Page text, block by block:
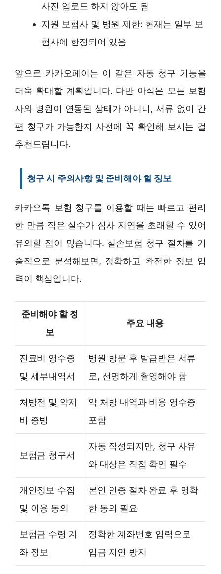
사진 업로드 하지 않아도 됨
지원 보험사 및 병원 제한: 현재는 일부 보
험사에 한정되어 있음
앞으로 카카오페이는 이 같은 자동 청구 기능을
더욱 확대할 계획입니다. 다만 아직은 모든 보험
사와 병원이 연동된 상태가 아니니, 서류 없이 간
편 청구가 가능한지 사전에 꼭 확인해 보시는 걸
추천드립니다.
청구 시 주의사항 및 준비해야 할 정보
카카오톡 보험 청구를 이용할 때는 빠르고 편리
한 만큼 작은 실수가 심사 지연을 초래할 수 있어
유의할 점이 많습니다. 실손보험 청구 절차를 기
술적으로 분석해보면, 정확하고 완전한 정보 입
력이 핵심입니다.
준비해야 할 정
보
주요 내용
진료비 영수증
및 세부내역서
병원 방문 후 발급받은 서류
로, 선명하게 촬영해야 함
처방전 및 약제
비 증빙
약 처방 내역과 비용 영수증
포함
보험금 청구서
자동 작성되지만, 청구 사유
와 대상은 직접 확인 필수
개인정보 수집
및 이용 동의
본인 인증 절차 완료 후 명확
한 동의 필요
보험금 수령 계
좌 정보
정확한 계좌번호 입력으로
입금 지연 방지